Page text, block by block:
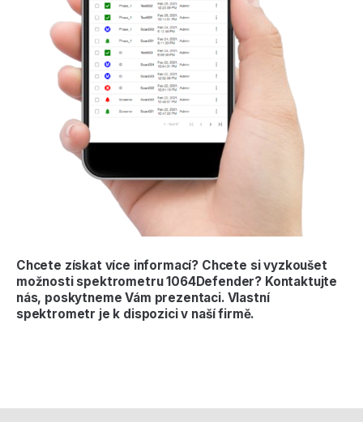
Chcete získat více informací? Chcete si vyzkoušet
možnosti spektrometru 1064Defender? Kontaktujte
nás, poskytneme Vám prezentaci. Vlastní
spektrometr je k dispozici v naší firmě.